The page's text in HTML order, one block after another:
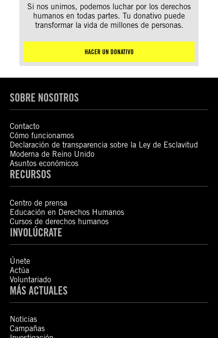
Si nos unimos, podemos luchar por los derechos
humanos en todas partes. Tu donativo puede
transformar la vida de millones de personas.
HACER UN DONATIVO
SOBRE NOSOTROS
Contacto
Cómo funcionamos
Declaración de transparencia sobre la Ley de Esclavitud
Moderna de Reino Unido
Asuntos económicos
RECURSOS
Centro de prensa
Educación en Derechos Humanos
Cursos de derechos humanos
INVOLÚCRATE
Únete
Actúa
Voluntariado
MÁS ACTUALES
Noticias
Campañas